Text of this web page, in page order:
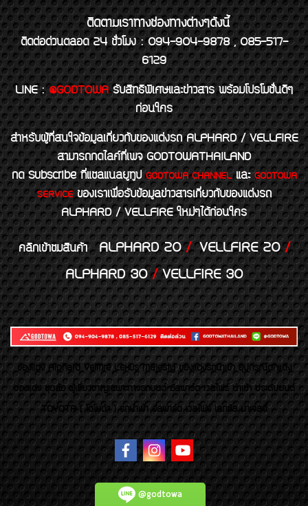
ติดตามเราทางช่องทางต่างๆดังนี้
ติดต่อด่วนตลอด 24 ชั่วโมง : 094-904-9878 , 085-517-
6129
LINE : @GODTOWA รับสิทธิพิเศษและข่าวสาร พร้อมโปรโมชั่นดีๆ
ก่อนใคร
สำหรับผู้ที่สนใจข้อมูลเกี่ยวกับของแต่งรถ ALPHARD / VELLFIRE
สามารถกดไลค์ที่เพจ GODTOWATHAILAND
กด Subscribe ที่แชลแนลยูทูปGODTOWA CHANNELและGODTOWA
SERVICEของเราเพื่อรับข้อมูลข่าวสารเกี่ยวกับของแต่งรถ
ALPHARD / VELLFIRE ใหม่ๆได้ก่อนใคร
คลิกเข้าชมสินค้า ALPHARD 20/VELLFIRE 20/
ALPHARD 30/VELLFIRE 30
ของเเต่ง Alphard Vellfire Lexus Majesty ของเเต่งรถนำเข้า อุปกรณ์ตกแต่ง
ของแต่ง ชุดล้อ ผู้เชี่ยวชาญเฉพาะทางรถยนต์ อัลพาร์ด เวลไฟร์ นำเข้า ประดับยนต์
TOYOTA ( โตโยต้า ) รถนำเข้า อัลพาร์ด เวลไฟร์ เลกซัส มาเจสตี้
@godtowa